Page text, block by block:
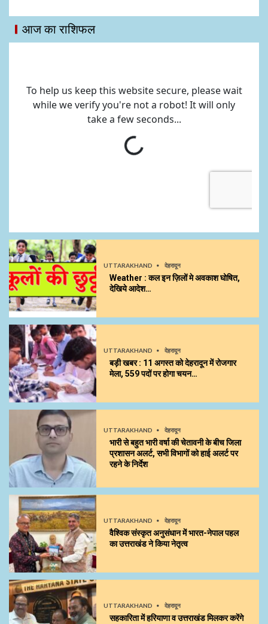
आज का राशिफल
UTTARAKHAND देहरादून
Weather : कल इन ज़िलों मे अवकाश घोषित,
देखिये आदेश…
UTTARAKHAND देहरादून
बड़ी खबर : 11 अगस्त को देहरादून में रोजगार
मेला, 559 पदों पर होगा चयन…
UTTARAKHAND देहरादून
भारी से बहुत भारी वर्षा की चेतावनी के बीच जिला
प्रशासन अलर्ट, सभी विभागों को हाई अलर्ट पर
रहने के निर्देश
UTTARAKHAND देहरादून
वैश्विक संस्कृत अनुसंधान में भारत-नेपाल पहल
का उत्तराखंड ने किया नेतृत्व
UTTARAKHAND देहरादून
सहकारिता में हरियाणा व उत्तराखंड मिलकर करेंगे